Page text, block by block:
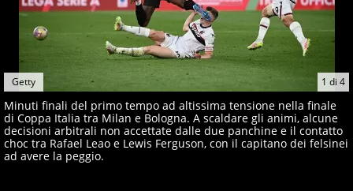
1 di 4
Getty
Minuti finali del primo tempo ad altissima tensione nella finale
di Coppa Italia tra Milan e Bologna. A scaldare gli animi, alcune
decisioni arbitrali non accettate dalle due panchine e il contatto
choc tra Rafael Leao e Lewis Ferguson, con il capitano dei felsinei
ad avere la peggio.